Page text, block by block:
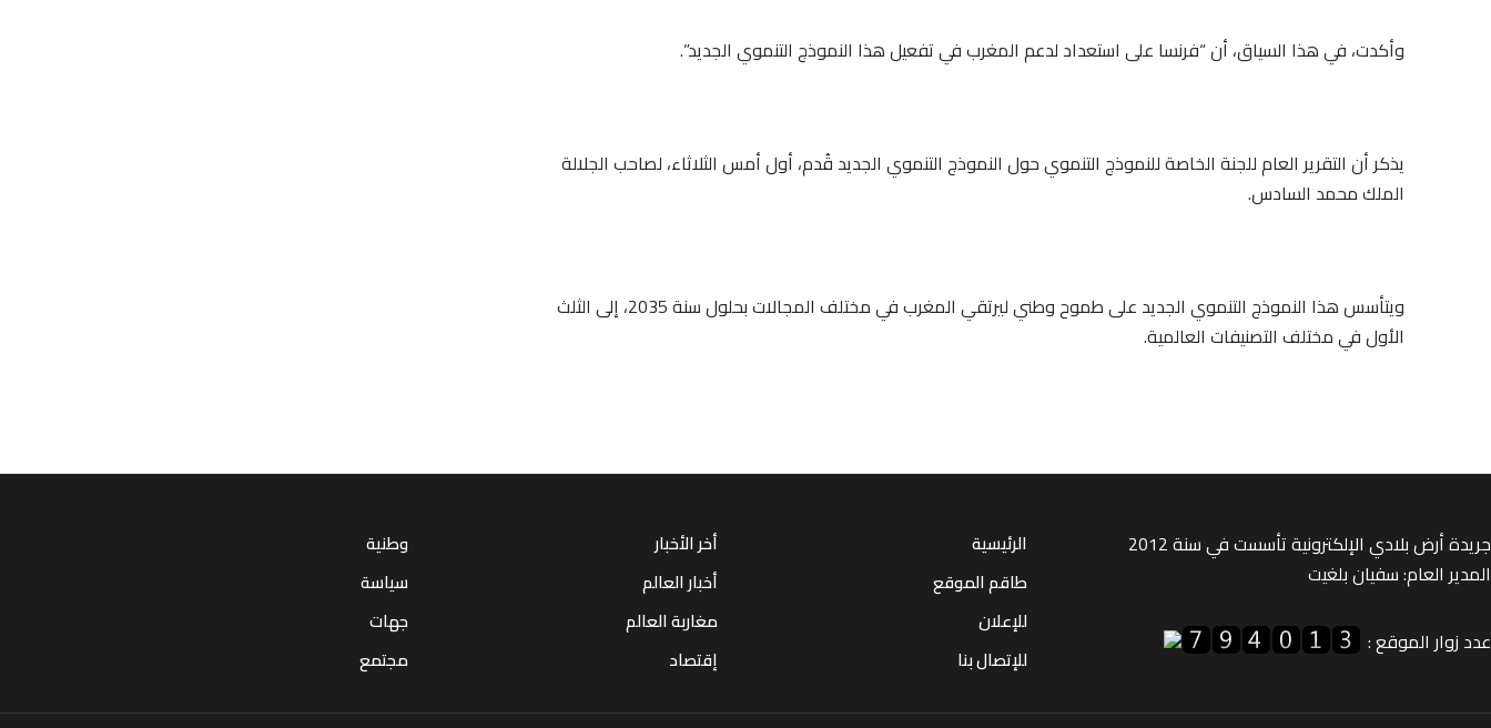
وأكدت، في هذا السياق، أن “فرنسا على استعداد لدعم المغرب في تفعيل هذا النموذج التنموي الجديد”.
يذكر أن التقرير العام للجنة الخاصة للنموذج التنموي حول النموذج التنموي الجديد قُدم، أول أمس الثلاثاء، لصاحب الجلالة
الملك محمد السادس.
ويتأسس هذا النموذج التنموي الجديد على طموح وطني ليرتقي المغرب في مختلف المجالات بحلول سنة 2035، إلى الثلث
الأول في مختلف التصنيفات العالمية.
جريدة أرض بلادي الإلكترونية تأسست في سنة 2012
المدير العام: سفيان بلغيت
عدد زوار الموقع :
الرئيسية
طاقم الموقع
للإعلان
للإتصال بنا
أخر الأخبار
أخبار العالم
مغاربة العالم
إقتصاد
وطنية
سياسة
جهات
مجتمع